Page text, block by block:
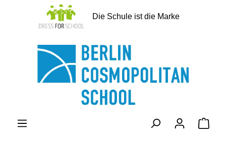
springen
Die Schule ist die Marke